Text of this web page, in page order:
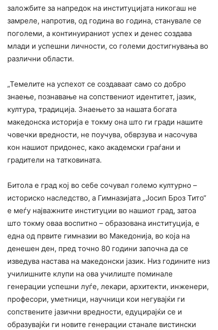
заложбите за напредок на институцијата никогаш не
замреле, напротив, од година во година, станувале се
поголеми, а континуираниот успех и денес создава
млади и успешни личности, со големи достигнувања во
различни области.
„Темелите на успехот се создаваат само со добро
знаење, познавање на сопствениот идентитет, јазик,
култура, традиција. Знаењето за нашата богата
македонска историја е токму она што ги гради нашите
човечки вредности, не поучува, обврзува и насочува
кон нашиот придонес, како академски граѓани и
градители на татковината.
Битола е град кој во себе сочувал големо културно –
историско наследство, а Гимназијата „Јосип Броз Тито“
е меѓу најважните институции во нашиот град, затоа
што токму оваа воспитно – образована институција, е
една од првите гимназии во Македонија, во која на
денешен ден, пред точно 80 години започна да се
изведува настава на македонски јазик. Низ годините низ
училишните клупи на ова училиште поминале
генерации успешни луѓе, лекари, архитекти, инженери,
професори, уметници, научници кои негувајќи ги
сопствените јазични вредности, едуцирајќи се и
образувајќи ги новите генерации станале вистински